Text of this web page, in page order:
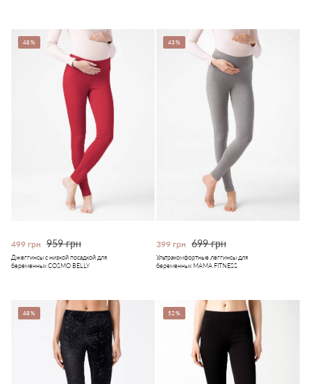
48%
499 грн 959 грн
Джеггинсы с низкой посадкой для
беременных COSMO BELLY
43%
399 грн 699 грн
Ультракомфортные леггинсы для
беременных MAMA FITNESS
48% 52%